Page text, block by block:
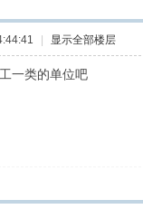
显示全部楼层
一类的单位吧